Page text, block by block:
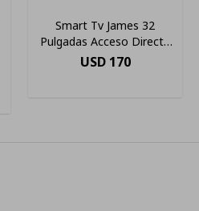
Smart Tv James 32
Pulgadas Acceso Directo
Netflix Youtube 220v
USD 170